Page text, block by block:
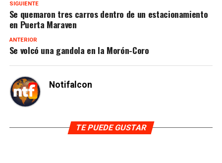
SIGUIENTE
Se quemaron tres carros dentro de un estacionamiento
en Puerta Maraven
ANTERIOR
Se volcó una gandola en la Morón-Coro
Notifalcon
TE PUEDE GUSTAR